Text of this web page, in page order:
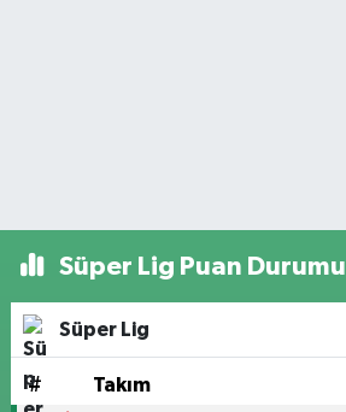
Süper Lig Puan Durumu
Süper Lig
# Takım